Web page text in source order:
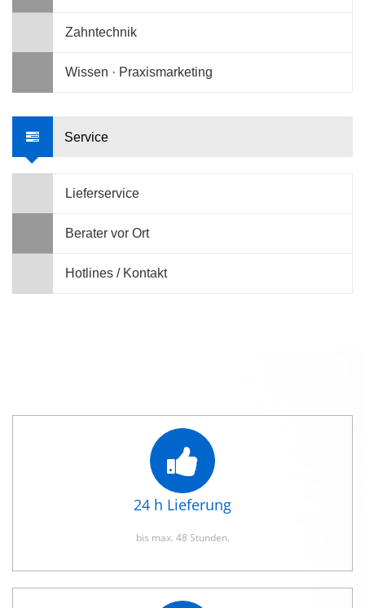
Zahntechnik
Wissen · Praxismarketing
Service
Lieferservice
Berater vor Ort
Hotlines / Kontakt
24 h Lieferung
bis max. 48 Stunden.